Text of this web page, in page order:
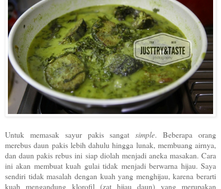
Untuk memasak sayur pakis sangatsimple. Beberapa orang
merebus daun pakis lebih dahulu hingga lunak, membuang airnya,
dan daun pakis rebus ini siap diolah menjadi aneka masakan. Cara
ini akan membuat kuah gulai tidak menjadi berwarna hijau. Saya
sendiri tidak masalah dengan kuah yang menghijau, karena berarti
kuah mengandung klorofil (zat hijau daun) yang merupakan